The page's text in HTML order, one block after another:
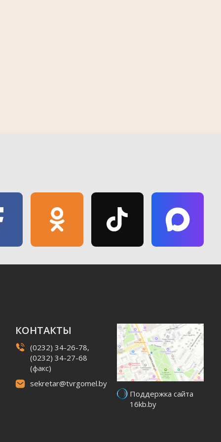
Гомельщины
МЧС
КОНТАКТЫ
(0232) 34-26-78,
(0232) 34-27-68
(факс)
sekretar@tvrgomel.by
Поддержка сайта
16kb.by